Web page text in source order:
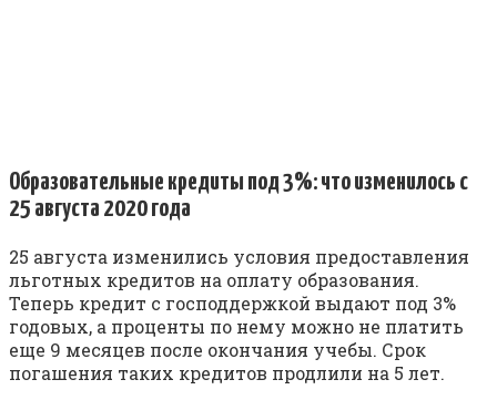
Образовательные кредиты под 3%: что изменилось с
25 августа 2020 года
25 августа изменились условия предоставления
льготных кредитов на оплату образования.
Теперь кредит с господдержкой выдают под 3%
годовых, а проценты по нему можно не платить
еще 9 месяцев после окончания учебы. Срок
погашения таких кредитов продлили на 5 лет.